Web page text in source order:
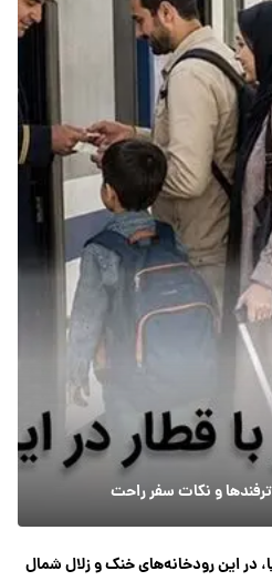
ترفندها و نکات سفر راحت
در این رودخانه‌های خنک و زلال شمال